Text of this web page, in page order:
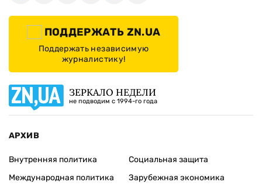
ПОДДЕРЖАТЬ ZN.UA
Поддержать независимую
журналистику!
ЗЕРКАЛО НЕДЕЛИ
не подводим с 1994-го года
АРХИВ
Внутренняя политика
Международная политика
Социальная защита
Зарубежная экономика